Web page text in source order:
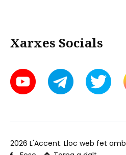
Xarxes Socials
2026 L'Accent. Lloc web fet amb